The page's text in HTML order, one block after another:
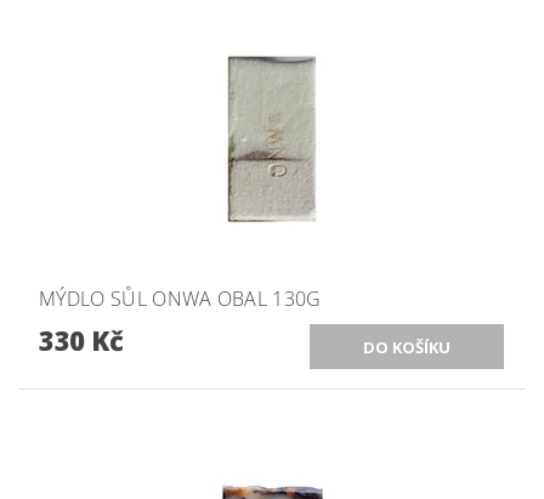
MÝDLO SŮL ONWA OBAL 130G
330 Kč